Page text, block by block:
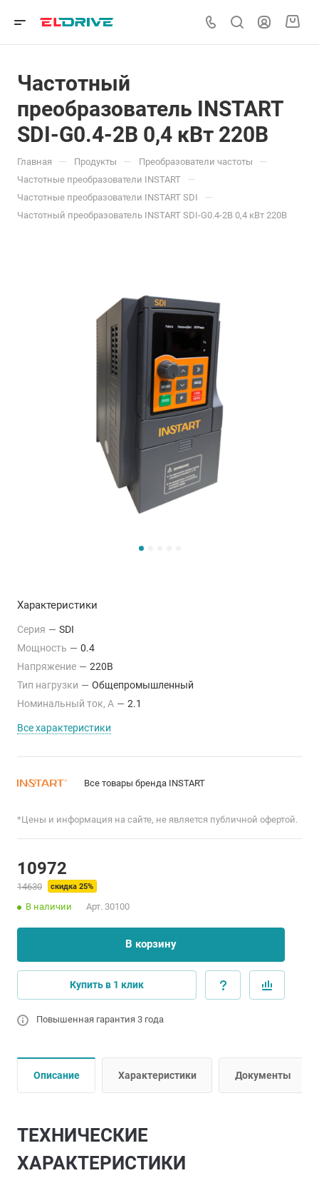
Частотный
преобразователь INSTART
SDI-G0.4-2B 0,4 кВт 220В
Главная — Продукты — Преобразователи частоты —
Частотные преобразователи INSTART —
Частотные преобразователи INSTART SDI —
Частотный преобразователь INSTART SDI-G0.4-2B 0,4 кВт 220В
Характеристики
Серия — SDI
Мощность — 0.4
Напряжение — 220В
Тип нагрузки — Общепромышленный
Номинальный ток, А — 2.1
Все характеристики
Все товары бренда INSTART
*Цены и информация на сайте, не является публичной офертой.
10972
14630 скидка 25%
В наличии Арт. 30100
В корзину
Купить в 1 клик
Повышенная гарантия 3 года
Описание Характеристики Документы
ТЕХНИЧЕСКИЕ
ХАРАКТЕРИСТИКИ